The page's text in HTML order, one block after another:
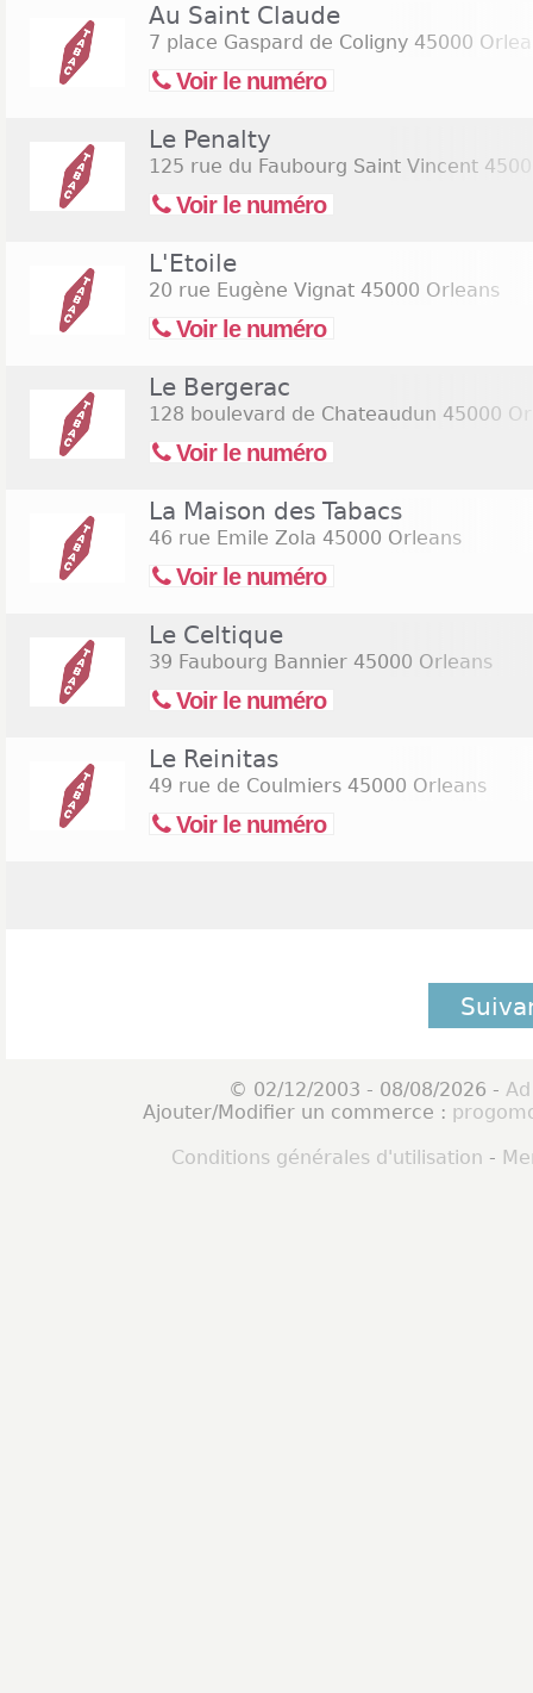
Au Saint Claude
7 place Gaspard de Coligny 45000
Voir le numéro
Le Penalty
125 rue du Faubourg Saint Vincent
Voir le numéro
L'Etoile
20 rue Eugène Vignat 45000 Orleans
Voir le numéro
Le Bergerac
128 boulevard de Chateaudun 45000
Voir le numéro
La Maison des Tabacs
46 rue Emile Zola 45000 Orleans
Voir le numéro
Le Celtique
39 Faubourg Bannier 45000 Orleans
Voir le numéro
Le Reinitas
49 rue de Coulmiers 45000 Orleans
Voir le numéro
© 02/12/2003 - 08/08/2026 -
Ajouter/Modifier un commerce :
Conditions générales d'utilisation -